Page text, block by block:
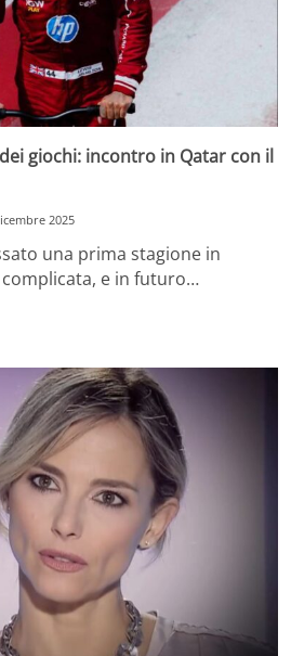
giochi: incontro in Qatar con il
2025
una prima stagione in
e in futuro…